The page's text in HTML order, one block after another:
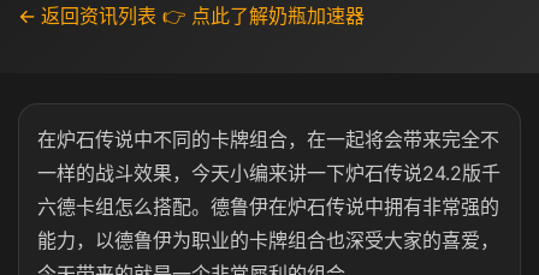
← 返回资讯列表 👉 点此了解奶瓶加速器
在炉石传说中不同的卡牌组合，在一起将会带来完全不
一样的战斗效果，今天小编来讲一下炉石传说24.2版千
六德卡组怎么搭配。德鲁伊在炉石传说中拥有非常强的
能力，以德鲁伊为职业的卡牌组合也深受大家的喜爱，